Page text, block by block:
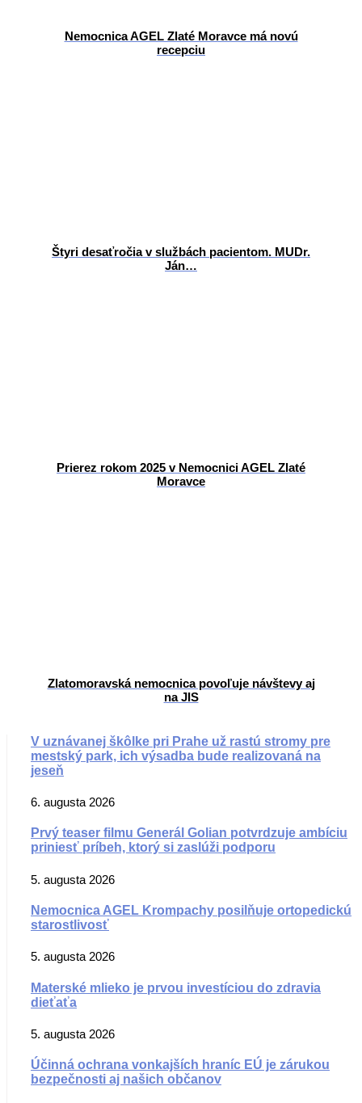
Nemocnica AGEL Zlaté Moravce má novú
recepciu
Štyri desaťročia v službách pacientom. MUDr.
Ján…
Prierez rokom 2025 v Nemocnici AGEL Zlaté
Moravce
Zlatomoravská nemocnica povoľuje návštevy aj
na JIS
V uznávanej škôlke pri Prahe už rastú stromy pre
mestský park, ich výsadba bude realizovaná na
jeseň
6. augusta 2026
Prvý teaser filmu Generál Golian potvrdzuje ambíciu
priniesť príbeh, ktorý si zaslúži podporu
5. augusta 2026
Nemocnica AGEL Krompachy posilňuje ortopedickú
starostlivosť
5. augusta 2026
Materské mlieko je prvou investíciou do zdravia
dieťaťa
5. augusta 2026
Účinná ochrana vonkajších hraníc EÚ je zárukou
bezpečnosti aj našich občanov